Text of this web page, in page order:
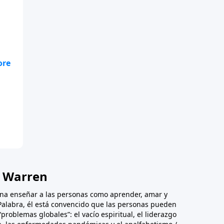
enseñar a las personas como aprender, amar y
él está convencido que las personas pueden
globales”: el vacío espiritual, el liderazgo